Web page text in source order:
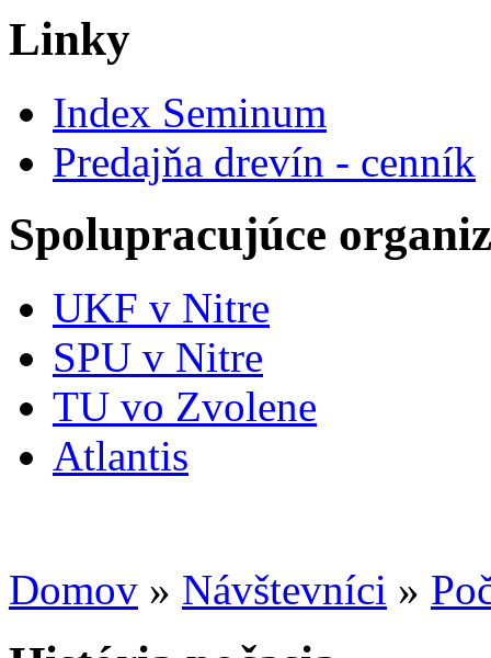
Linky
Index Seminum
Predajňa drevín - cenník
Spolupracujúce
UKF v Nitre
SPU v Nitre
TU vo Zvolene
Atlantis
Domov » Návštevníci »